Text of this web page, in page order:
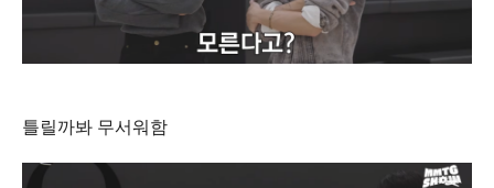
틀릴까봐 무서워함